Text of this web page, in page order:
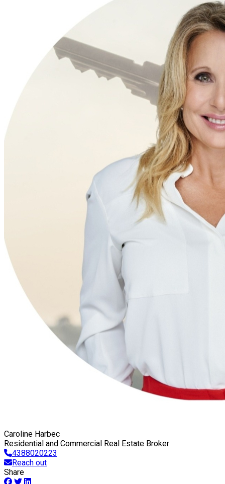
Caroline Harbec
Residential and Commercial Real Estate Broker
4388020223
Reach out
Share